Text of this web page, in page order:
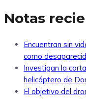
Notas
Encuentran sin
como
Investigan la
helicóptero de
El objetivo del